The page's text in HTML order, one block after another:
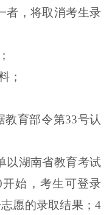
者，将取消考生录
；
育部令第33号认
以湖南省教育考试
始，考生可登录
愿的录取结果；4